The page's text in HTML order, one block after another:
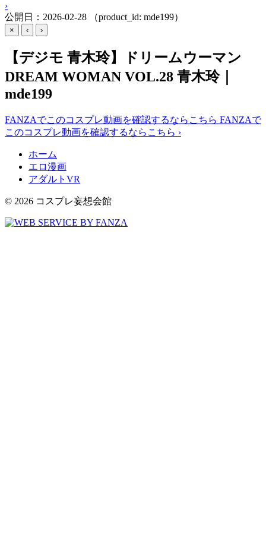
›
公開日：2026-02-28
（product_id: mde199）
× ‹ ›
【デジモ 青木玲】ドリームウーマン
DREAM WOMAN VOL.28 青木玲｜
mde199
FANZAでこのコスプレ動画を確認するならこちら FANZAで
このコスプレ動画を確認するならこちら ›
ホーム
エロ漫画
アダルトVR
© 2026 コスプレ妄想会館